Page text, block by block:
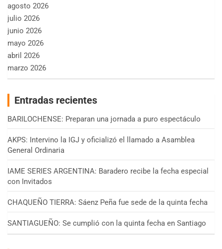
agosto 2026
julio 2026
junio 2026
mayo 2026
abril 2026
marzo 2026
Entradas recientes
BARILOCHENSE: Preparan una jornada a puro espectáculo
AKPS: Intervino la IGJ y oficializó el llamado a Asamblea
General Ordinaria
IAME SERIES ARGENTINA: Baradero recibe la fecha especial
con Invitados
CHAQUEÑO TIERRA: Sáenz Peña fue sede de la quinta fecha
SANTIAGUEÑO: Se cumplió con la quinta fecha en Santiago